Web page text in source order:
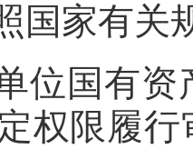
国家有
位国有
权限履